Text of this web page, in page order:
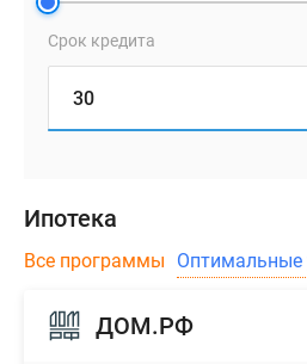
Срок кредита
Ипотека
Все программы Оптимальные
ДОМ.РФ